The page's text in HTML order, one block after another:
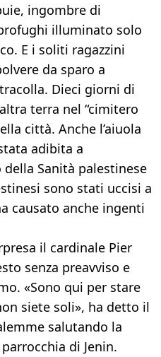
ingombre di
illuminato solo
E i soliti ragazzini
da sparo a
Dieci giorni di
terra nel “cimitero
città. Anche l’aiuola
adibita a
Sanità palestinese
sono stati uccisi a
causato anche ingenti
il cardinale Pier
senza preavviso e
«Sono qui per stare
siete soli», ha detto il
salutando la
di Jenin.